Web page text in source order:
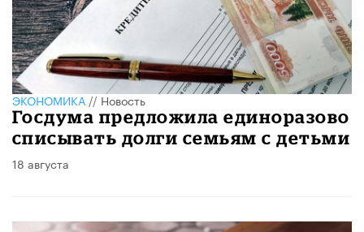
ЭКОНОМИКА//Новость
Госдума предложила единоразово
списывать долги семьям с детьми
18 августа